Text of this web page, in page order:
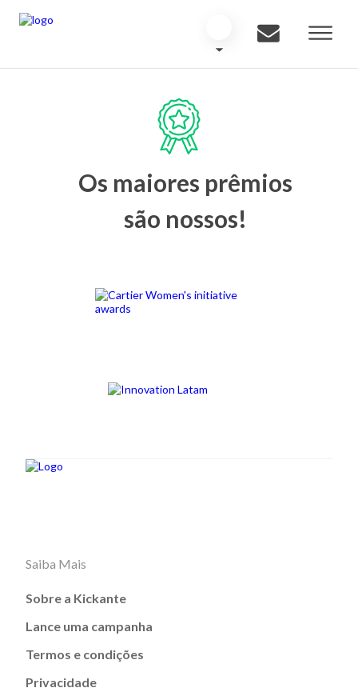
Os maiores prêmios
são nossos!
Saiba Mais
Sobre a Kickante
Lance uma campanha
Termos e condições
Privacidade